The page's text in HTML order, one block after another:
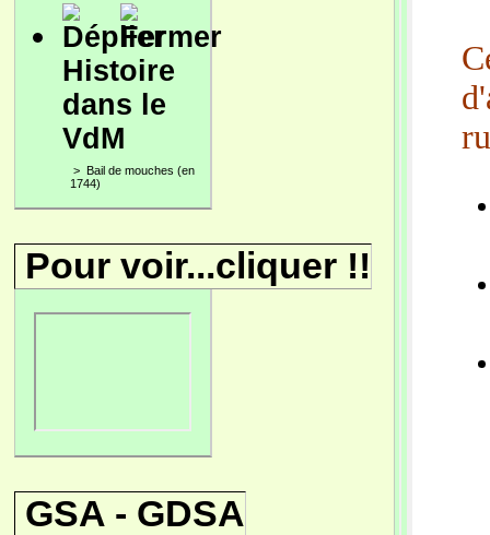
Histoire
dans le
VdM
> Bail de mouches (en
1744)
Pour voir...cliquer !!
GSA - GDSA